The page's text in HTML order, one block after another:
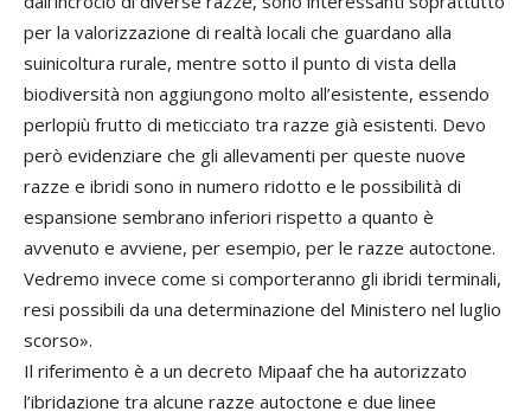
per la valorizzazione di realtà locali che guardano alla
suinicoltura rurale, mentre sotto il punto di vista della
biodiversità non aggiungono molto all’esistente, essendo
perlopiù frutto di meticciato tra razze già esistenti. Devo
però evidenziare che gli allevamenti per queste nuove
razze e ibridi sono in numero ridotto e le possibilità di
espansione sembrano inferiori rispetto a quanto è
avvenuto e avviene, per esempio, per le razze autoctone.
Vedremo invece come si comporteranno gli ibridi terminali,
resi possibili da una determinazione del Ministero nel luglio
scorso».
Il riferimento è a un decreto Mipaaf che ha autorizzato
l’ibridazione tra alcune razze autoctone e due linee